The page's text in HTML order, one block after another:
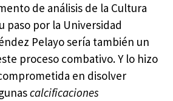
de análisis de la Cultura
paso por la Universidad
Pelayo sería también un
proceso combativo. Y lo hizo
en disolver
calcificaciones